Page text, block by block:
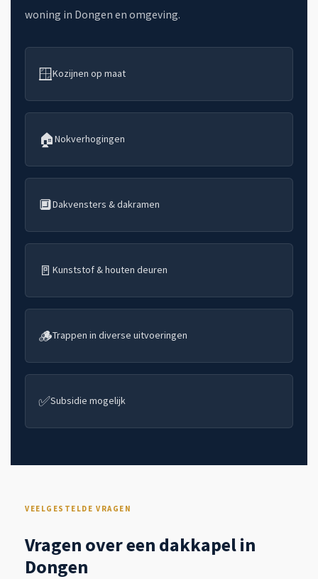
woning in Dongen en omgeving.
🪟Kozijnen op maat
🏠Nokverhogingen
🔲Dakvensters & dakramen
🚪 Kunststof & houten deuren
🪵Trappen in diverse uitvoeringen
✅Subsidie mogelijk
VEELGESTELDE VRAGEN
Vragen over een dakkapel in
Dongen